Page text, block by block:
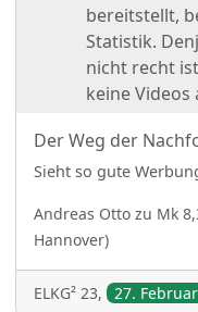
Der Weg der
Sieht so gute
Andreas Otto zu Mk
Hannover)
ELKG² 23, 27.